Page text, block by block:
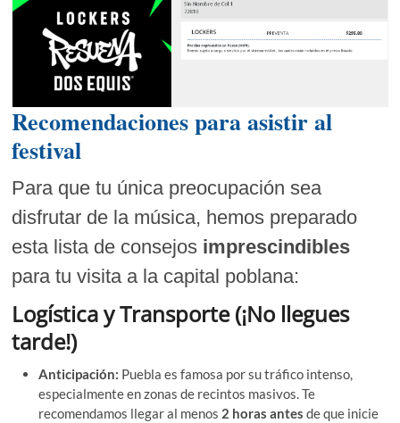
Recomendaciones para asistir al
festival
Para que tu única preocupación sea
disfrutar de la música, hemos preparado
esta lista de consejos imprescindibles
para tu visita a la capital poblana:
Logística y Transporte (¡No llegues
tarde!)
Anticipación: Puebla es famosa por su tráfico intenso,
especialmente en zonas de recintos masivos. Te
recomendamos llegar al menos 2 horas antes de que inicie